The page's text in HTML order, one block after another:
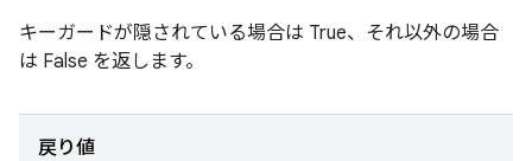
キーガードが隠されている場合は True、それ以外の場合
は False を返します。
戻り値